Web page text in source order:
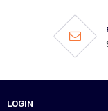
LOGIN